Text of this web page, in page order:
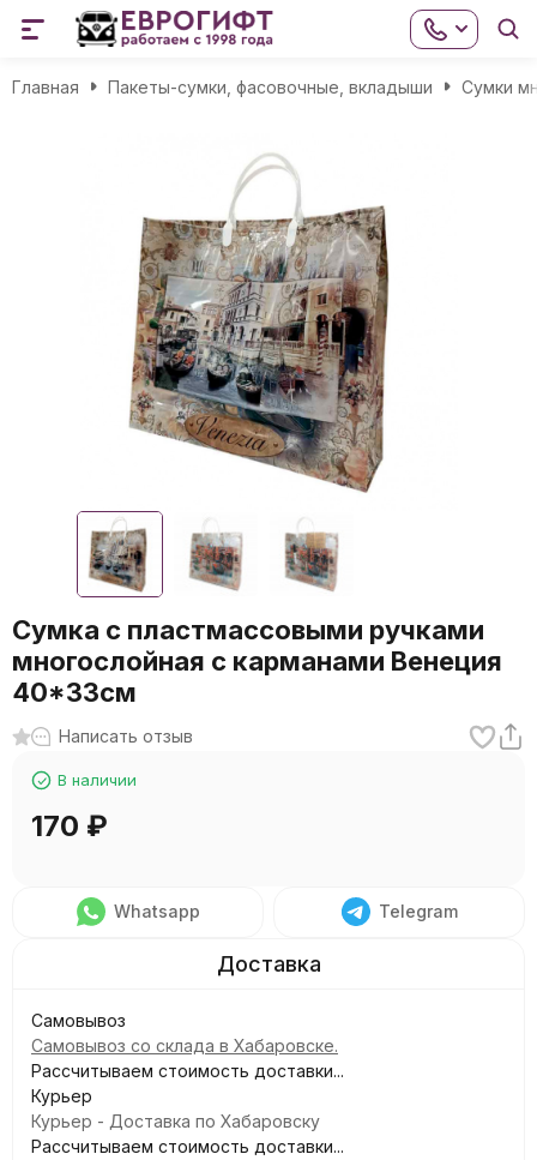
Главная Пакеты-сумки, фасовочные, вкладыши Сумки
Сумка с пластмассовыми ручками
многослойная с карманами Венеция
40*33см
Написать отзыв
В наличии
170 ₽
Whatsapp Telegram
Самовывоз
Самовывоз со склада в Хабаровске.
Рассчитываем стоимость доставки...
Курьер
Курьер - Доставка по Хабаровску
Рассчитываем стоимость доставки...